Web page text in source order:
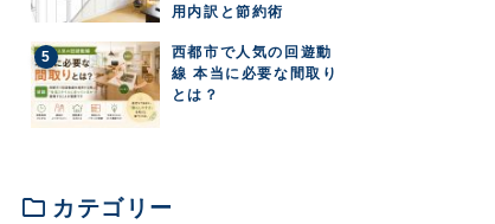
用内訳と節約術
西都市で人気の回遊動
線 本当に必要な間取り
とは？
folder カテゴリー